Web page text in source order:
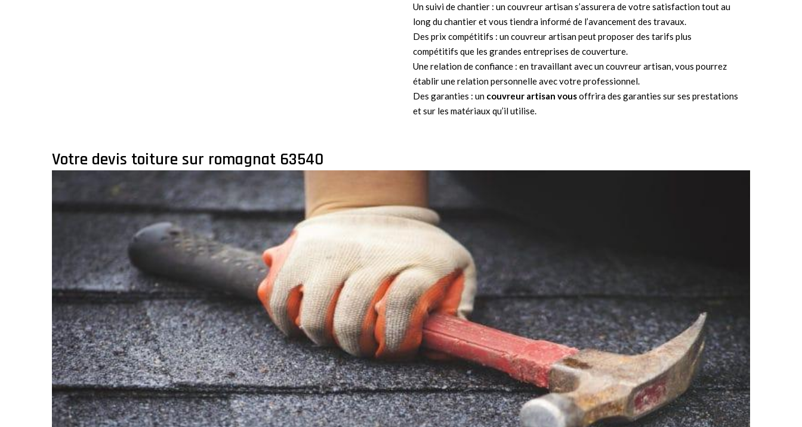
Un suivi de chantier : un couvreur artisan s’assurera de votre satisfaction tout au
long du chantier et vous tiendra informé de l’avancement des travaux.
Des prix compétitifs : un couvreur artisan peut proposer des tarifs plus
compétitifs que les grandes entreprises de couverture.
Une relation de confiance : en travaillant avec un couvreur artisan, vous pourrez
établir une relation personnelle avec votre professionnel.
Des garanties : un couvreur artisan vousoffrira des garanties sur ses prestations
et sur les matériaux qu’il utilise.
Votre devis toiture sur romagnat 63540